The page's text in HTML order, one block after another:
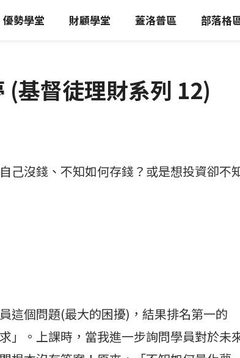
優勢學堂 財顧學堂 蓋洛普區 部落格
(基督徒理財系列 12)
己沒錢、不知如何存錢？或是想投資卻不
這個問題(最大的困擾)，結果排名第一的
」。上課時，當我進一步詢問學員對於未